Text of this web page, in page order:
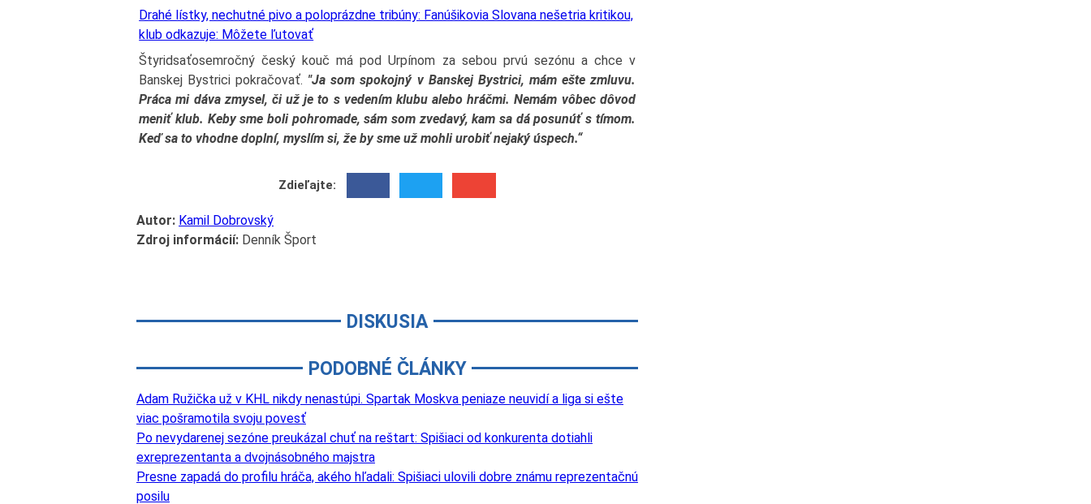
Drahé lístky, nechutné pivo a poloprázdne tribúny: Fanúšikovia Slovana nešetria kritikou,
klub odkazuje: Môžete ľutovať
Štyridsaťosemročný český kouč má pod Urpínom za sebou prvú sezónu a chce v
Banskej Bystrici pokračovať. "Ja som spokojný v Banskej Bystrici, mám ešte zmluvu.
Práca mi dáva zmysel, či už je to s vedením klubu alebo hráčmi. Nemám vôbec dôvod
meniť klub. Keby sme boli pohromade, sám som zvedavý, kam sa dá posunúť s tímom.
Keď sa to vhodne doplní, myslím si, že by sme už mohli urobiť nejaký úspech.“
Zdieľajte:
Autor: Kamil Dobrovský
Zdroj informácií: Denník Šport
DISKUSIA
PODOBNÉ ČLÁNKY
Adam Ružička už v KHL nikdy nenastúpi. Spartak Moskva peniaze neuvidí a liga si ešte
viac pošramotila svoju povesť
Po nevydarenej sezóne preukázal chuť na reštart: Spišiaci od konkurenta dotiahli
exreprezentanta a dvojnásobného majstra
Presne zapadá do profilu hráča, akého hľadali: Spišiaci ulovili dobre známu reprezentačnú
posilu